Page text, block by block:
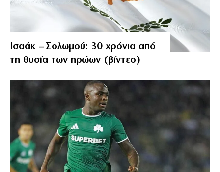
Ισαάκ – Σολωμού: 30 χρόνια από
τη θυσία των ηρώων (βίντεο)